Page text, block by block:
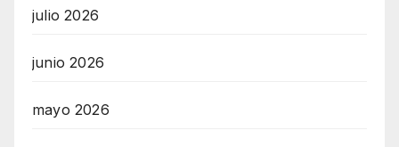
julio 2026
junio 2026
mayo 2026